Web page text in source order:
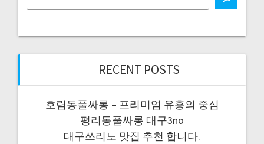
RECENT POSTS
호림동풀싸롱 – 프리미엄 유흥의 중심
평리동풀싸롱 대구3no
대구쓰리노 맛집 추천 합니다.